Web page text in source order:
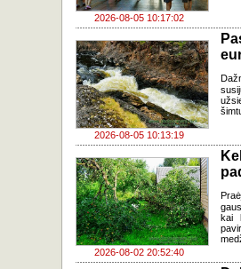
2026-08-05 10:17:02
2026-08-05 10:13:19
2026-08-02 20:52:40
kai